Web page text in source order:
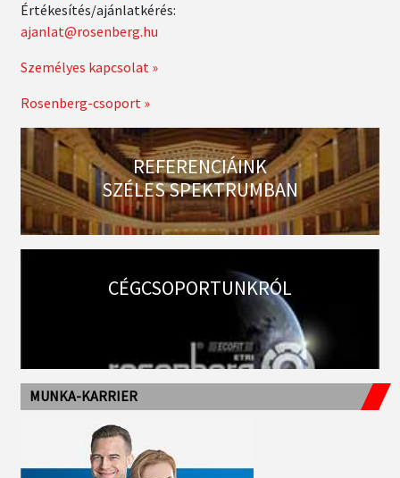
Értékesítés/ajánlatkérés:
ajanlat@rosenberg.hu
Személyes kapcsolat »
Rosenberg-csoport »
REFERENCIÁINK
SZÉLES SPEKTRUMBAN
CÉGCSOPORTUNKRÓL
MUNKA-KARRIER